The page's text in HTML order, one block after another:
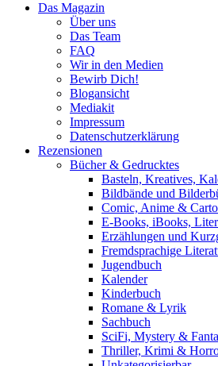
Das Magazin
Über uns
Das Team
FAQ
Wir in den Medien
Bewirb Dich!
Blogansicht
Mediakit
Impressum
Datenschutzerklärung
Rezensionen
Bücher & Gedrucktes
Basteln, Kreatives,
Bildbände und
Comic, Anime &
E-Books, iBooks,
Erzählungen und
Fremdsprachige
Jugendbuch
Kalender
Kinderbuch
Romane & Lyrik
Sachbuch
SciFi, Mystery &
Thriller, Krimi &